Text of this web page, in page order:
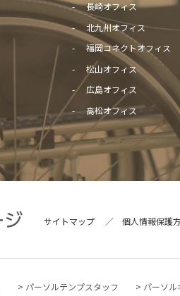
長崎オフィス
北九州オフィス
福岡コネクトオフィス
松山オフィス
広島オフィス
高松オフィス
サイトマップ 個人情報保護
パーソルテンプスタッフ パーソル